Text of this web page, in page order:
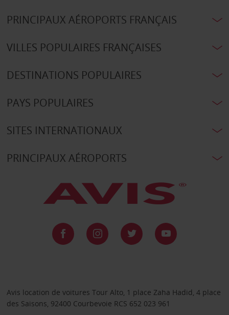
PRINCIPAUX AÉROPORTS FRANÇAIS
VILLES POPULAIRES FRANÇAISES
DESTINATIONS POPULAIRES
PAYS POPULAIRES
SITES INTERNATIONAUX
PRINCIPAUX AÉROPORTS
Avis location de voitures Tour Alto, 1 place Zaha Hadid, 4 place
des Saisons, 92400 Courbevoie RCS 652 023 961